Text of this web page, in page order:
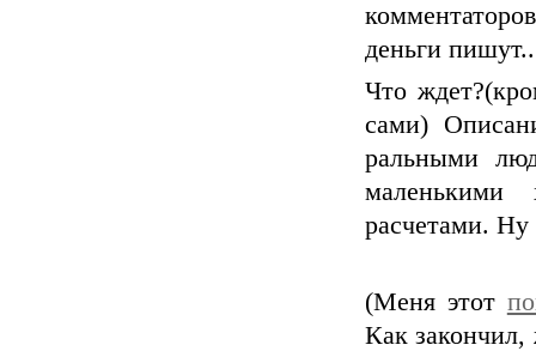
деньги
Что
сами)
ральными
расчетами.
(Меня этот
Как закончил,